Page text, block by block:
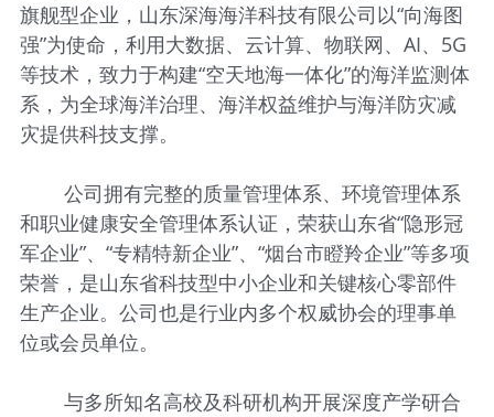
旗舰型企业，山东深海海洋科技有限公司以“向海图
强”为使命，利用大数据、云计算、物联网、AI、5G
等技术，致力于构建“空天地海一体化”的海洋监测体
系，为全球海洋治理、海洋权益维护与海洋防灾减
灾提供科技支撑。
公司拥有完整的质量管理体系、环境管理体系
和职业健康安全管理体系认证，荣获山东省“隐形冠
军企业”、“专精特新企业”、“烟台市瞪羚企业”等多项
荣誉，是山东省科技型中小企业和关键核心零部件
生产企业。公司也是行业内多个权威协会的理事单
位或会员单位。
与多所知名高校及科研机构开展深度产学研合